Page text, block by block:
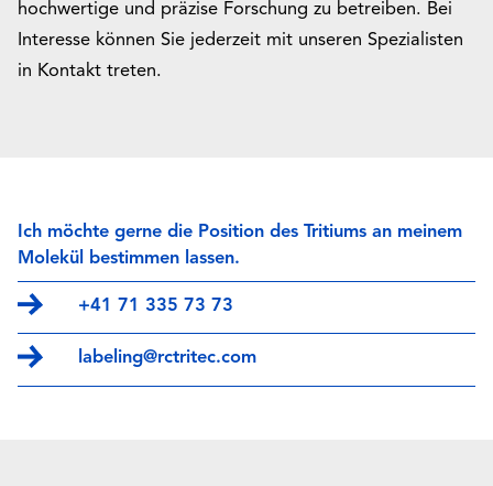
hochwertige und präzise Forschung zu betreiben. Bei
Interesse können Sie jederzeit mit unseren Spezialisten
in Kontakt treten.
Ich möchte gerne die Position des Tritiums an meinem
Molekül bestimmen lassen.
+41 71 335 73 73
labeling@rctritec.com